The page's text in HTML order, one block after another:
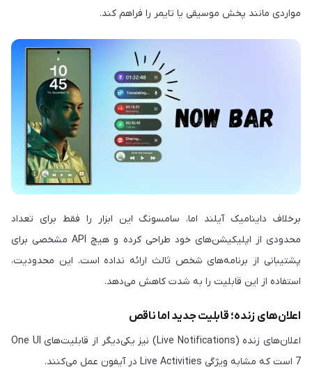
مواردی مانند پخش موسیقی یا تایمر را فراهم کند.
برخلاف داینامیک آیلند اما، سامسونگ این ابزار را فقط برای تعداد
محدودی از اپلیکیشن‌های خود طراحی کرده و هیچ API مشخصی برای
پشتیبانی از برنامه‌های شخص ثالث ارائه نداده است. این محدودیت،
استفاده از این قابلیت را به شدت کاهش می‌دهد.
اعلان‌های زنده؛ قابلیت جدید اما ناقص
اعلان‌های زنده (Live Notifications) نیز یکی‌دیگر از قابلیت‌های One UI
7 است که مشابه ویژگی Live Activities در آیفون عمل می‌کنند.